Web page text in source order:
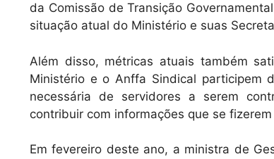
da Comissão de Transição
situação atual do Ministério e suas
Além disso, métricas atuais também
Ministério e o Anffa Sindical participem
necessária de servidores a serem
contribuir com informações que se
Em fevereiro deste ano, a ministra de